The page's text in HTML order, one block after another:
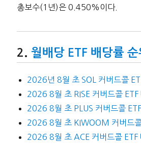
총보수(1년)은 0.450%이다.
월배당 ETF 배당률 순
2026년 8월 초 SOL 커버드콜
2026 8월 초 RISE 커버드콜 ETF
2026 8월 초 PLUS 커버드콜
2026 8월 초 KIWOOM 커버드
2026 8월 초 ACE 커버드콜 ETF